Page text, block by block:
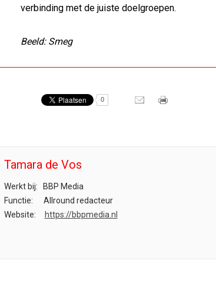
verbinding met de juiste doelgroepen.
Beeld: Smeg
0
Tamara de Vos
Werkt bij:
BBP Media
Functie:
Allround redacteur
Website:
https://bbpmedia.nl